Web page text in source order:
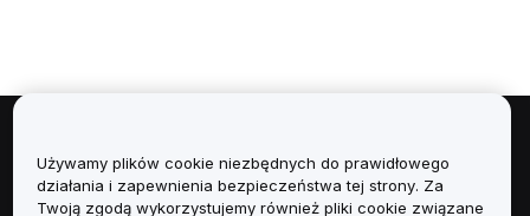
Informacje
Usługi
Używamy plików cookie niezbędnych do prawidłowego
działania i zapewnienia bezpieczeństwa tej strony. Za
Twoją zgodą wykorzystujemy również pliki cookie związane